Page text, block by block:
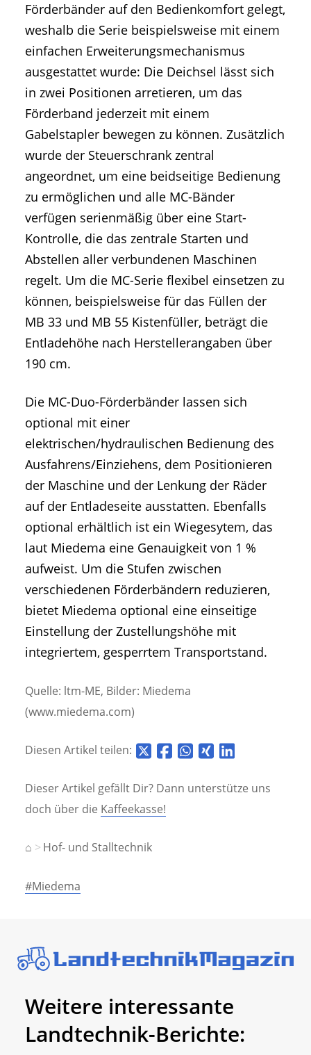
Förderbänder auf den Bedienkomfort gelegt,
weshalb die Serie beispielsweise mit einem
einfachen Erweiterungsmechanismus
ausgestattet wurde: Die Deichsel lässt sich
in zwei Positionen arretieren, um das
Förderband jederzeit mit einem
Gabelstapler bewegen zu können. Zusätzlich
wurde der Steuerschrank zentral
angeordnet, um eine beidseitige Bedienung
zu ermöglichen und alle MC-Bänder
verfügen serienmäßig über eine Start-
Kontrolle, die das zentrale Starten und
Abstellen aller verbundenen Maschinen
regelt. Um die MC-Serie flexibel einsetzen zu
können, beispielsweise für das Füllen der
MB 33 und MB 55 Kistenfüller, beträgt die
Entladehöhe nach Herstellerangaben über
190 cm.
Die MC-Duo-Förderbänder lassen sich
optional mit einer
elektrischen/hydraulischen Bedienung des
Ausfahrens/Einziehens, dem Positionieren
der Maschine und der Lenkung der Räder
auf der Entladeseite ausstatten. Ebenfalls
optional erhältlich ist ein Wiegesytem, das
laut Miedema eine Genauigkeit von 1 %
aufweist. Um die Stufen zwischen
verschiedenen Förderbändern reduzieren,
bietet Miedema optional eine einseitige
Einstellung der Zustellungshöhe mit
integriertem, gesperrtem Transportstand.
Quelle: ltm-ME, Bilder: Miedema
(www.miedema.com)
Diesen Artikel teilen:
Dieser Artikel gefällt Dir? Dann unterstütze uns
doch über die Kaffeekasse!
⌂ Hof- und Stalltechnik
#Miedema
Weitere interessante
Landtechnik-Berichte: